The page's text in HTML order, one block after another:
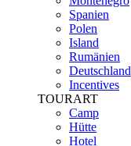
Spanien
Polen
Island
Rumänien
Deutschland
Incentives
TOURART
Camp
Hütte
Hotel